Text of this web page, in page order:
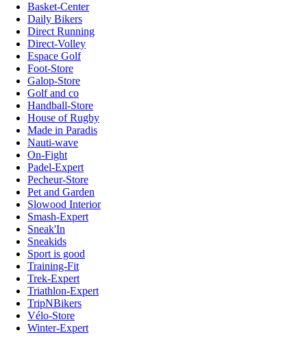
Basket-Center
Daily Bikers
Direct Running
Direct-Volley
Espace Golf
Foot-Store
Galop-Store
Golf and co
Handball-Store
House of Rugby
Made in Paradis
Nauti-wave
On-Fight
Padel-Expert
Pecheur-Store
Pet and Garden
Slowood Interior
Smash-Expert
Sneak'In
Sneakids
Sport is good
Training-Fit
Trek-Expert
Triathlon-Expert
TripNBikers
Vélo-Store
Winter-Expert